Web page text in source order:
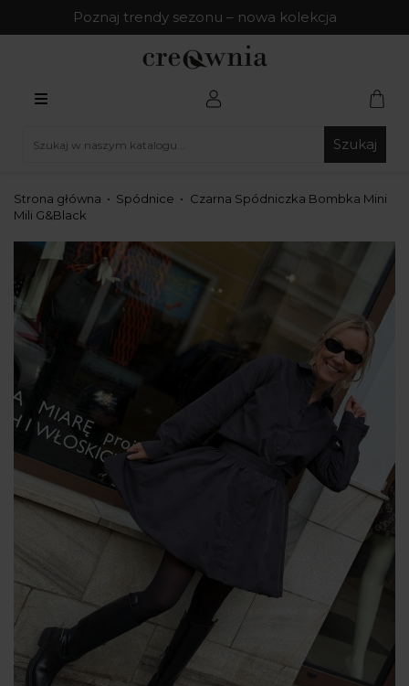
Poznaj trendy sezonu – nowa kolekcja
Szukaj
Strona główna Spódnice
Czarna Spódniczka Bombka Mini
Mili G&Black